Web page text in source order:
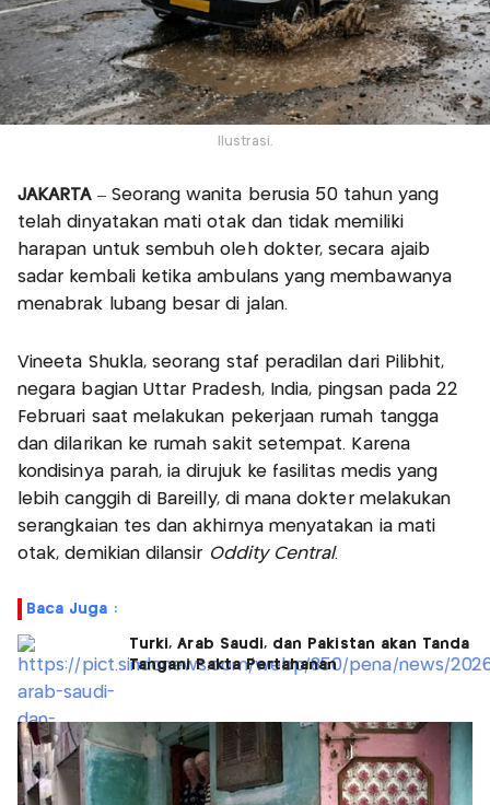
Ilustrasi.
JAKARTA– Seorang wanita berusia 50 tahun yang
telah dinyatakan mati otak dan tidak memiliki
harapan untuk sembuh oleh dokter, secara ajaib
sadar kembali ketika ambulans yang membawanya
menabrak lubang besar di jalan.
Vineeta Shukla, seorang staf peradilan dari Pilibhit,
negara bagian Uttar Pradesh, India, pingsan pada 22
Februari saat melakukan pekerjaan rumah tangga
dan dilarikan ke rumah sakit setempat. Karena
kondisinya parah, ia dirujuk ke fasilitas medis yang
lebih canggih di Bareilly, di mana dokter melakukan
serangkaian tes dan akhirnya menyatakan ia mati
otak, demikian dilansir Oddity Central.
Baca Juga :
Turki, Arab Saudi, dan Pakistan akan Tanda
Tangani Pakta Pertahanan